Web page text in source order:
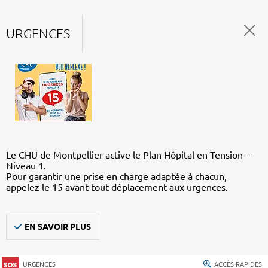
URGENCES
Le CHU de Montpellier active le Plan Hôpital en Tension –
Niveau 1.
Pour garantir une prise en charge adaptée à chacun,
appelez le 15 avant tout déplacement aux urgences.
EN SAVOIR PLUS
URGENCES ACCÈS RAPIDES